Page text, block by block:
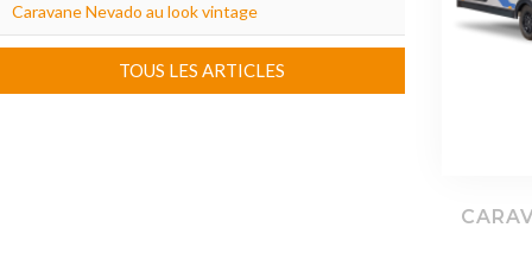
Caravane Nevado au look vintage
TOUS LES ARTICLES